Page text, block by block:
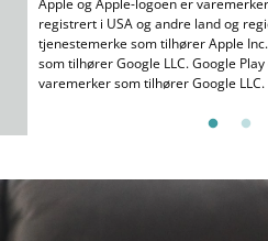
Apple og Apple-logoen er
registrert i USA og andre land og
tjenestemerke som tilhører Apple
som tilhører Google LLC. Google
varemerker som tilhører Google LLC.